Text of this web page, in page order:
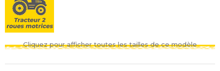
Cliquez pour afficher toutes les tailles de ce modèle